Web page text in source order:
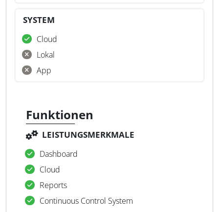
SYSTEM
Cloud
Lokal
App
Funktionen
LEISTUNGSMERKMALE
Dashboard
Cloud
Reports
Continuous Control System